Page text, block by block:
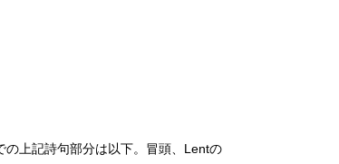
上記詩句部分は以下。冒頭、Lentの